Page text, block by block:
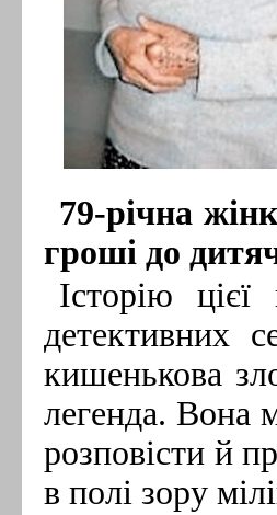
79-річна
гроші до
Історію
детективних
кишенькова
легенда. Вона
розповісти й
в полі зору